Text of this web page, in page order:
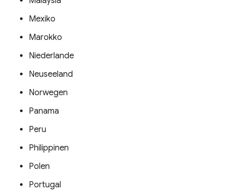
Mexiko
Marokko
Niederlande
Neuseeland
Norwegen
Panama
Peru
Philippinen
Polen
Portugal